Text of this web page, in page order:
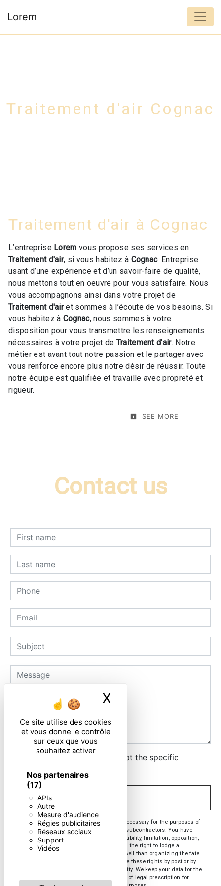
Ce site utilise des cookies
et vous donne le contrôle
sur ceux que vous
souhaitez activer
Nos partenaires
(17)
APIs
Autre
Mesure d'audience
Régies publicitaires
Réseaux sociaux
Support
Vidéos
X
Lorem
Traitement d'air Cognac
Traitement d'air à Cognac
L’entreprise Lorem vous propose ses services en
Traitement d'air, si vous habitez à Cognac. Entreprise
usant d’une expérience et d’un savoir-faire de qualité,
nous mettons tout en oeuvre pour vous satisfaire. Nous
vous accompagnons ainsi dans votre projet de
Traitement d'airet sommes à l’écoute de vos besoins. Si
vous habitez à Cognac, nous sommes à votre
disposition pour vous transmettre les renseignements
nécessaires à votre projet de Traitement d'air. Notre
métier est avant tout notre passion et le partager avec
vous renforce encore plus notre désir de réussir. Toute
notre équipe est qualifiée et travaille avec propreté et
rigueur.
SEE MORE
Contact us
By checking this box, I accept the specific
conditions below **
** The personal data communicated are necessary for the purposes of
contacting you. They are intended and its subcontractors. You have
rights of access, rectification, erasure, portability, limitation, opposition,
withdrawal of your consent at any time and the right to lodge a
complaint with a supervisory authority, as well than organizing the fate
of your post-mortem data. You can exercise these rights by post or by
email. You may be asked for proof of identity. We keep your data for the
period of contact and then for the duration of legal prescription for